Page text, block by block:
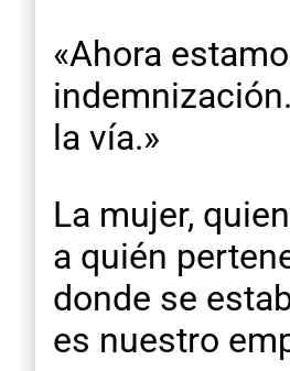
«Ahora
la vía.»
La mujer,
a quién
donde se
es nuestro